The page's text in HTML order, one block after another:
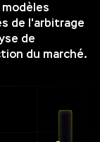
de l'arbitrage
de
du marché.